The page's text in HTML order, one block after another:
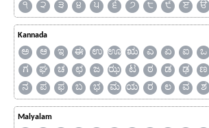
੧
੨ ੩ ੪ ੫ ੬ ੭ ੮ ੯ ੲ ੳ
Kannada
ಅ ಆ ಇ ಈ ಉ ಊ ಋ ಎ ಏ ಐ ಒ
ಗ
ಘ ಚ ಛ ಜ ಝ ಟ ಠ ಡ ಢ ಣ
ನ
ಪ ಫ ಬ ಭ ಮ ಯ ರ ಲ ವ ಶ
Malyalam